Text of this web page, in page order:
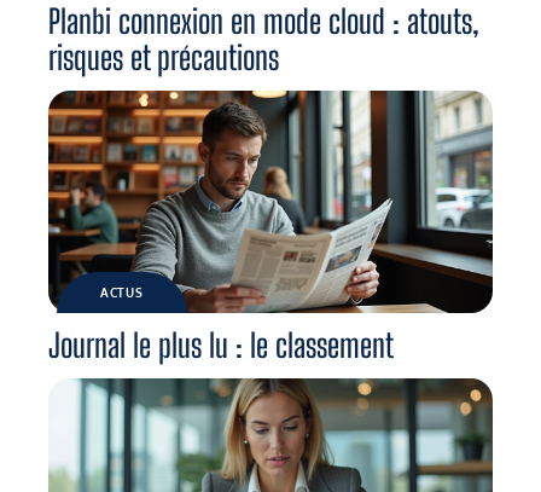
Planbi connexion en mode cloud : atouts,
risques et précautions
ACTUS
Journal le plus lu : le classement